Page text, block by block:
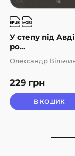
У степу під
ро...
229 грн
Олександр
В КОШИК